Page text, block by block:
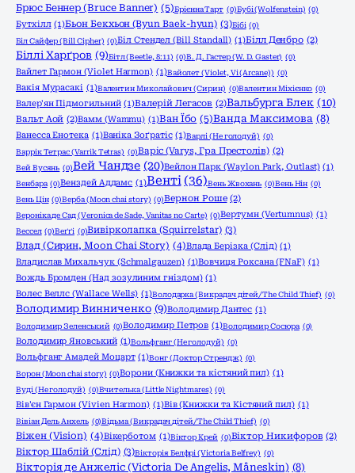
Брюс Беннер (Bruce Banner) (5)Брієнна Тарт (0)Бубі (Wolfenstein) (0)
Бутхілл (1)Бьон Бекхьон (Byun Baek-hyun) (3)Бібі (0)
Біл Сайфер (Bill Cipher) (0)Біл Стендел (Bill Standall) (1)Білл Денбро (2)
Біллі Харґров (9)Бітл (Beetle, 8:11) (0)В. Д. Гастер (W. D. Gaster) (0)
Вайлет Гармон (Violet Harmon) (1)Вайолет (Violet, Vi (Arcane)) (0)
Вакія Мурасакі (1)Валентин Миколайович (Сирин) (0)Валентин Міхієнко (0)
Валер'ян Підмогильний (1)Валерій Легасов (2)Вальбурга Блек (10)
Вальт Аой (2)Вамм (Wammu) (1)Ван Їбо (5)Ванда Максимова (8)
Ванесса Енотека (1)Ваніка Зоґратіс (1)Варлі (Не голодуй) (0)
Варрік Тетрас (Varrik Tetras) (0)Варіс (Varys, Гра Престолів) (2)
Вей Вусянь (0)Вей Чандзе (20)Вейлон Парк (Waylon Park, Outlast) (1)
Венбара (0)Венздей Аддамс (1)Венті (36)Вень Жвохань (0)Вень Нін (0)
Вень Цін (0)Верба (Moon chai story) (0)Вернон Роше (2)
Вероніка де Сад (Veronica de Sade, Vanitas no Carte) (0)Вертумн (Vertumnus) (1)
Вессел (0)Веґґі (0)Вивірколапка (Squirrelstar) (3)
Влад (Сирин, Moon Chai Story) (4)Влада Берізка (Слід) (1)
Владислав Михальчук (Schmalgauzen) (1)Вовчиця Роксана (FNaF) (1)
Вождь Бромден (Над зозулиним гніздом) (1)
Волес Веллс (Wallace Wells) (1)Володарка (Викрадач дітей/The Child Thief) (0)
Володимир Винниченко (9)Володимир Дантес (1)
Володимир Зеленський (0)Володимир Петров (1)Володимир Сосюра (0)
Володимир Яновський (1)Вольфганг (Не голодуй) (0)
Вольфганг Амадей Моцарт (1)Вонг (Доктор Стрендж) (0)
Ворон (Moon chai story) (0)Ворони (Книжки та кістяний пил) (1)
Вуді (Не голодуй) (0)Вчителька (Little Nightmares) (0)
Вів'єн Гармон (Vivien Harmon) (1)Вів (Книжки та Кістяний пил) (1)
Вівіан Дель Анхель (0)Відьма (Викрадач дітей/The Child Thief) (0)
Віжен (Vision) (4)Вікерботом (1)Віктор Крей (0)Віктор Никифоров (2)
Віктор Шаблій (Слід) (3)Вікторія Белфрі (Victoria Belfrey) (0)
Вікторія де Анжеліс (Victoria De Angelis, Måneskin) (8)